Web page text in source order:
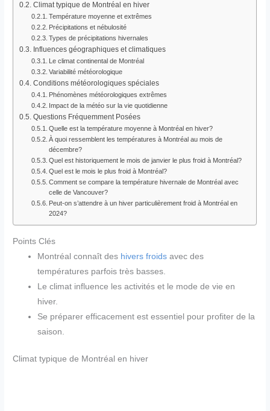
Climat typique de Montréal en hiver
Température moyenne et extrêmes
Précipitations et nébulosité
Types de précipitations hivernales
Influences géographiques et climatiques
Le climat continental de Montréal
Variabilité météorologique
Conditions météorologiques spéciales
Phénomènes météorologiques extrêmes
Impact de la météo sur la vie quotidienne
Questions Fréquemment Posées
Quelle est la température moyenne à Montréal en hiver?
À quoi ressemblent les températures à Montréal au mois de
décembre?
Quel est historiquement le mois de janvier le plus froid à Montréal?
Quel est le mois le plus froid à Montréal?
Comment se compare la température hivernale de Montréal avec
celle de Vancouver?
Peut-on s’attendre à un hiver particulièrement froid à Montréal en
2024?
Points Clés
Montréal connaît des hivers froids avec des
températures parfois très basses.
Le climat influence les activités et le mode de vie en
hiver.
Se préparer efficacement est essentiel pour profiter de la
saison.
Climat typique de Montréal en hiver